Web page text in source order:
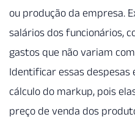
ou produção da empresa.
salários dos funcionários,
gastos que não variam
Identificar essas
cálculo do markup, pois
preço de venda dos